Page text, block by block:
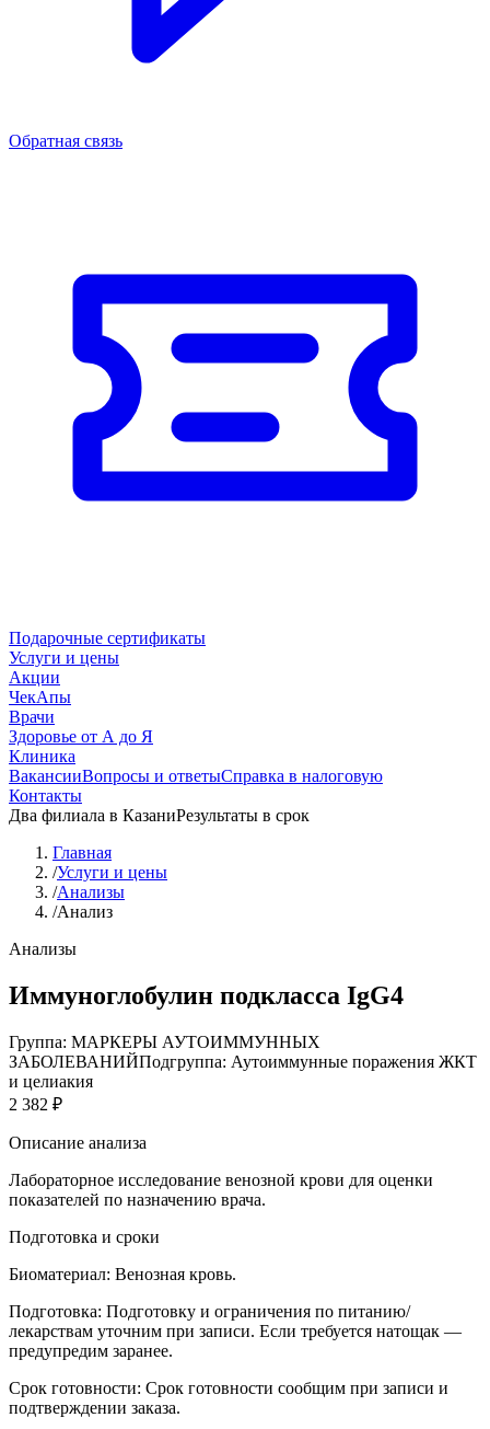
Обратная связь
Подарочные сертификаты
Услуги и цены
Акции
ЧекАпы
Врачи
Здоровье от А до Я
Клиника
ВакансииВопросы и ответыСправка в налоговую
Контакты
Два филиала в КазаниРезультаты в срок
Главная
/Услуги и цены
/Анализы
/Анализ
Анализы
Иммуноглобулин подкласса IgG4
Группа: МАРКЕРЫ АУТОИММУННЫХ
ЗАБОЛЕВАНИЙПодгруппа: Аутоиммунные поражения ЖКТ
и целиакия
2 382 ₽
Описание анализа
Лабораторное исследование венозной крови для оценки
показателей по назначению врача.
Подготовка и сроки
Биоматериал: Венозная кровь.
Подготовка: Подготовку и ограничения по питанию/
лекарствам уточним при записи. Если требуется натощак —
предупредим заранее.
Срок готовности: Срок готовности сообщим при записи и
подтверждении заказа.